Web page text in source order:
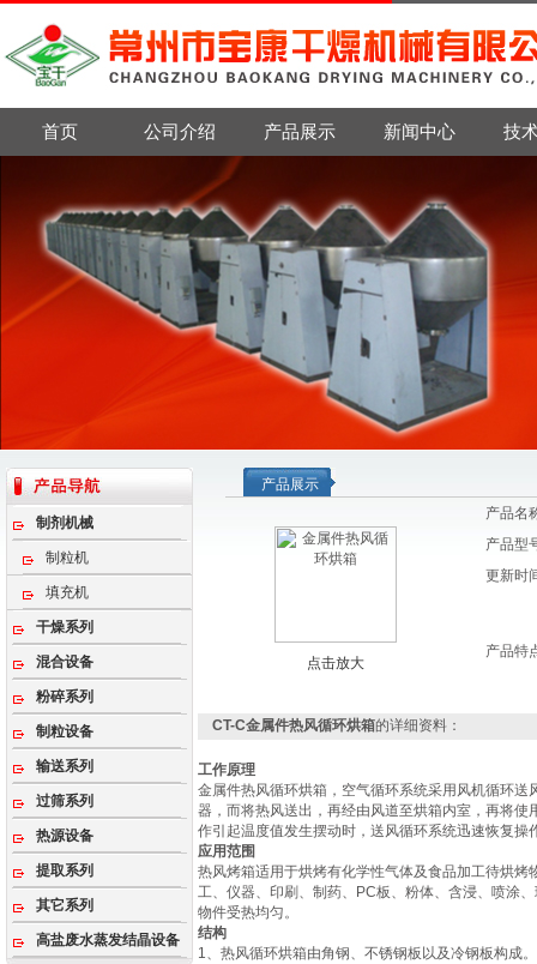
首页 公司介绍 产品展示 新闻中心 技
制剂机械
制粒机
填充机
干燥系列
混合设备
粉碎系列
制粒设备
输送系列
过筛系列
热源设备
提取系列
其它系列
高盐废水蒸发结晶设备
产品展示
点击放大
产品名
产品型
更新时
产品特
CT-C金属件热风循环烘箱的详细资料：
工作原理
金属件热风循环烘箱，空气循环系统采用风机循环
器，而将热风送出，再经由风道至烘箱内室，再将
作引起温度值发生摆动时，送风循环系统迅速恢复操
应用范围
热风烤箱适用于烘烤有化学性气体及食品加工待烘
工、仪器、印刷、制药、PC板、粉体、含浸、喷涂
物件受热均匀。
结构
1、热风循环烘箱由角钢、不锈钢板以及冷钢板构成